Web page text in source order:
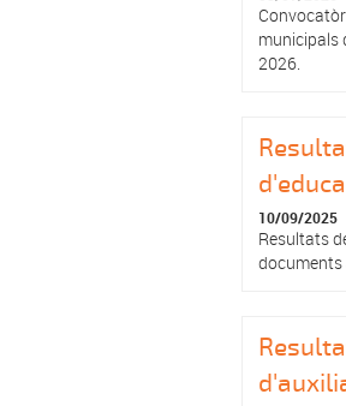
municipals
2026.
10/09/2025
Resultats
documents